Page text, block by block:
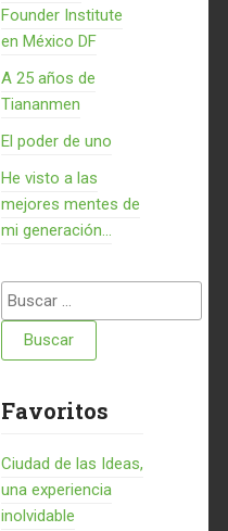
Founder Institute
en México DF
A 25 años de
Tiananmen
El poder de uno
He visto a las
mejores mentes de
mi generación…
Buscar:
Favoritos
Ciudad de las Ideas,
una experiencia
inolvidable